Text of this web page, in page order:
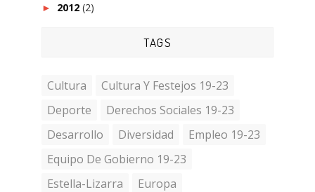
► 2012 (2)
TAGS
Cultura
Cultura Y Festejos 19-23
Deporte
Derechos Sociales 19-23
Desarrollo
Diversidad
Empleo 19-23
Equipo De Gobierno 19-23
Estella-Lizarra
Europa